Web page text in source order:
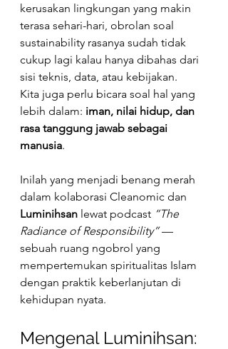
kerusakan lingkungan yang makin
terasa sehari-hari, obrolan soal
sustainability rasanya sudah tidak
cukup lagi kalau hanya dibahas dari
sisi teknis, data, atau kebijakan.
Kita juga perlu bicara soal hal yang
lebih dalam: iman, nilai hidup, dan
rasa tanggung jawab sebagai
manusia.
Inilah yang menjadi benang merah
dalam kolaborasi Cleanomic dan
Luminihsan lewat podcast “The
Radiance of Responsibility” —
sebuah ruang ngobrol yang
mempertemukan spiritualitas Islam
dengan praktik keberlanjutan di
kehidupan nyata.
Mengenal Luminihsan: